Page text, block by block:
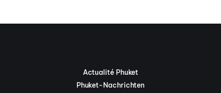
Actualité Phuket
Phuket-Nachrichten